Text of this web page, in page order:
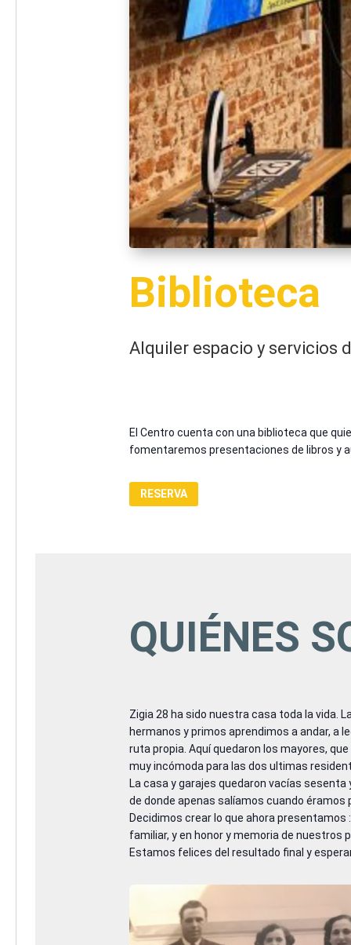
Biblioteca
Alquiler espacio y servicios
El Centro cuenta con una biblioteca que
fomentaremos presentaciones de libros y
RESERVA
QUIÉNES
Zigia 28 ha sido nuestra casa toda la vida.
hermanos y primos aprendimos a andar, a
ruta propia. Aquí quedaron los mayores,
muy incómoda para las dos ultimas
La casa y garajes quedaron vacías
de donde apenas salíamos cuando éramos
Decidimos crear lo que ahora
familiar, y en honor y memoria de nuestros
Estamos felices del resultado final y